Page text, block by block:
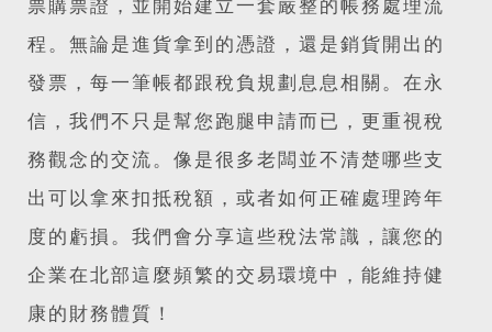
票購票證，並開始建立一套嚴整的帳務處理流
程。無論是進貨拿到的憑證，還是銷貨開出的
發票，每一筆帳都跟稅負規劃息息相關。在永
信，我們不只是幫您跑腿申請而已，更重視稅
務觀念的交流。像是很多老闆並不清楚哪些支
出可以拿來扣抵稅額，或者如何正確處理跨年
度的虧損。我們會分享這些稅法常識，讓您的
企業在北部這麼頻繁的交易環境中，能維持健
康的財務體質！